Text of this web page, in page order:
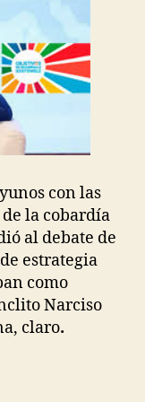
con las
la cobardía
al debate de
estrategia
como
Narciso
claro.